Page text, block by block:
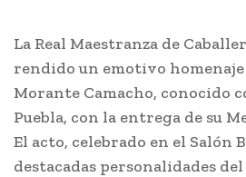
La Real Maestranza de
rendido un emotivo homenaje
Morante Camacho, conocido
Puebla, con la entrega de su
El acto, celebrado en el Salón
destacadas personalidades